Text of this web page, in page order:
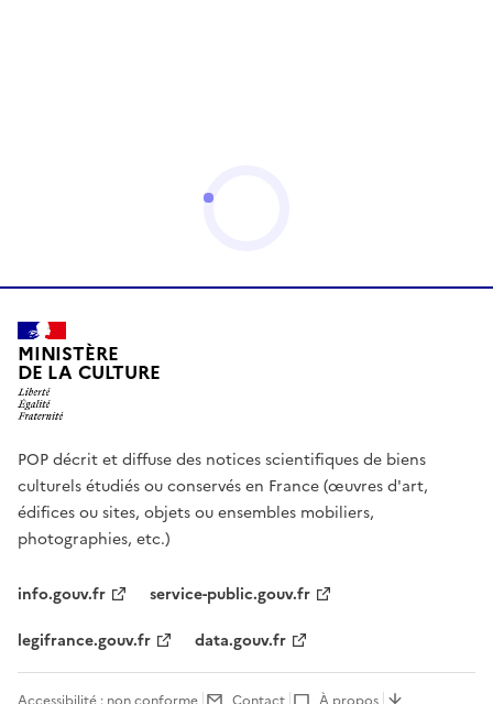
MINISTÈRE
DE LA CULTURE
POP décrit et diffuse des notices scientifiques de biens
culturels étudiés ou conservés en France (œuvres d'art,
édifices ou sites, objets ou ensembles mobiliers,
photographies, etc.)
info.gouv.fr
service-public.gouv.fr
legifrance.gouv.fr
data.gouv.fr